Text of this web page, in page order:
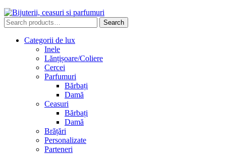
Search
for:
Search
Categorii de lux
Inele
Lănțișoare/Coliere
Cercei
Parfumuri
Bărbați
Damă
Ceasuri
Bărbați
Damă
Brățări
Personalizate
Parteneri